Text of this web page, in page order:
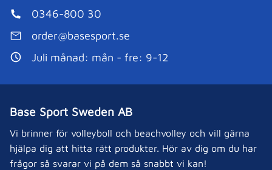
0346-800 30
order@basesport.se
Juli månad: mån - fre: 9-12
Base Sport Sweden AB
Vi brinner för volleyboll och beachvolley och vill gärna
hjälpa dig att hitta rätt produkter. Hör av dig om du har
frågor så svarar vi på dem så snabbt vi kan!